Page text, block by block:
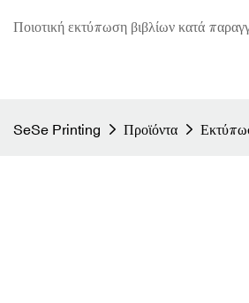
Ποιοτική εκτύπωση βιβλίων κατά
SeSe Printing Προϊόντα